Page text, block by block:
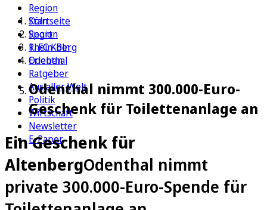
Region
Köln
Sport
1. FC Köln
Erleben
Ratgeber
Aus aller Welt
Politik
Wirtschaft
Newsletter
E-Paper
Startseite
Region
Rhein-Berg
Odenthal
Odenthal nimmt 300.000-Euro-
Geschenk für Toilettenanlage an
Ein Geschenk für
AltenbergOdenthal nimmt
private 300.000-Euro-Spende für